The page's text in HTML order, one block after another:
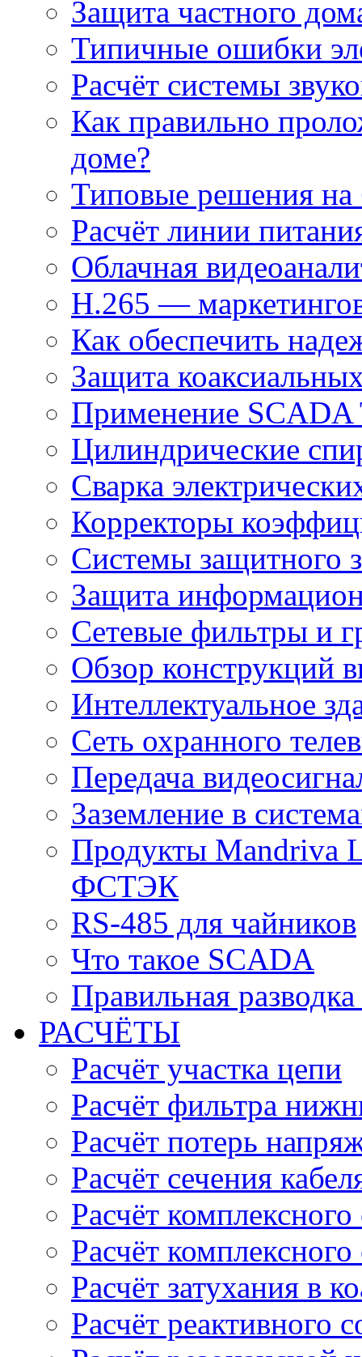
Защита частного
Типичные ошибки
Расчёт системы
Как правильно
доме?
Типовые решения на
Расчёт линии
Облачная
H.265 —
Как обеспечить
Защита
Применение
Цилиндрические
Сварка
Корректоры
Системы защитного
Защита
Сетевые фильтры и
Обзор конструкций
Интеллектуальное
Cеть охранного
Передача
Заземление в
Продукты Mandriva
ФСТЭК
RS-485 для чайников
Что такое SCADA
Правильная
РАСЧЁТЫ
Расчёт участка цепи
Расчёт фильтра
Расчёт потерь
Расчёт сечения
Расчёт
Расчёт
Расчёт затухания в
Расчёт реактивного